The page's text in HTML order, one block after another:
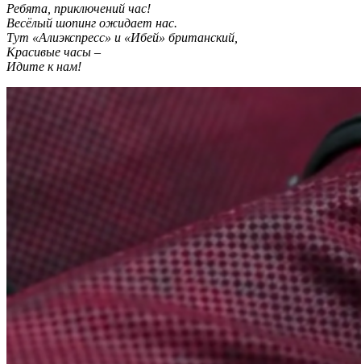
Ребята, приключений час!
Весёлый шопинг ожидает нас.
Тут «Алиэкспресс» и «Ибей» британский,
Красивые часы –
Идите к нам!